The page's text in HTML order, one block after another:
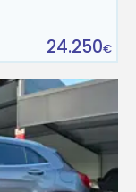
24.250€